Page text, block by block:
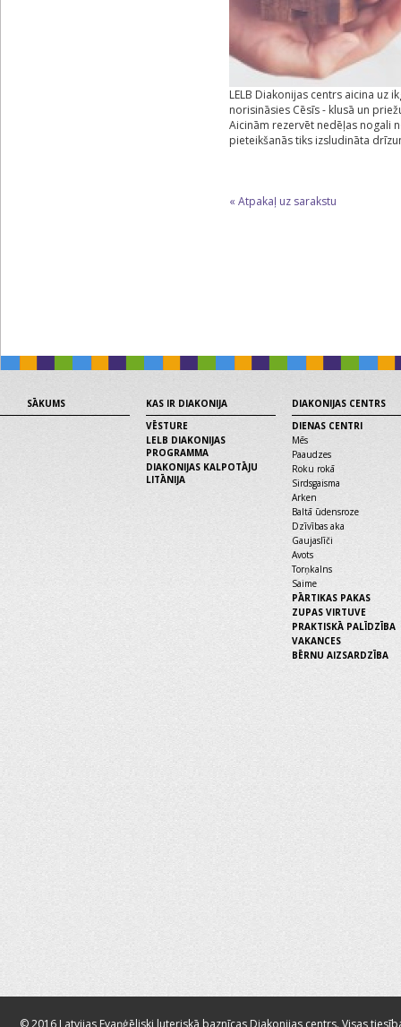
LELB Diakonijas centrs aicina uz
norisināsies Cēsīs - klusā un
Aicinām rezervēt nedēļas nogali
pieteikšanās tiks izsludināta
« Atpakaļ uz sarakstu
SĀKUMS
KAS IR DIAKONIJA
VĒSTURE
LELB DIAKONIJAS
PROGRAMMA
DIAKONIJAS KALPOTĀJU
LITĀNIJA
DIAKONIJAS CENTRS
DIENAS CENTRI
Mēs
Paaudzes
Roku rokā
Sirdsgaisma
Arken
Baltā ūdensroze
Dzīvības aka
Gaujaslīči
Avots
Torņkalns
Saime
PĀRTIKAS PAKAS
ZUPAS VIRTUVE
PRAKTISKĀ PALĪDZĪBA
VAKANCES
BĒRNU AIZSARDZĪBA
© 2016 Latvijas Evaņģēliski luteriskā baznīcas Diakonijas centrs. Visas